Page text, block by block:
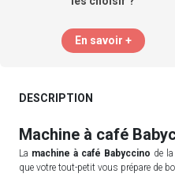
En savoir +
DESCRIPTION
Machine à café
La machine à café Babyccino de
que votre tout-petit vous prépare de